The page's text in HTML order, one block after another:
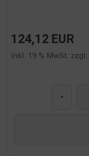
124,12 EUR
inkl. 19 % MwSt. zzgl.
-